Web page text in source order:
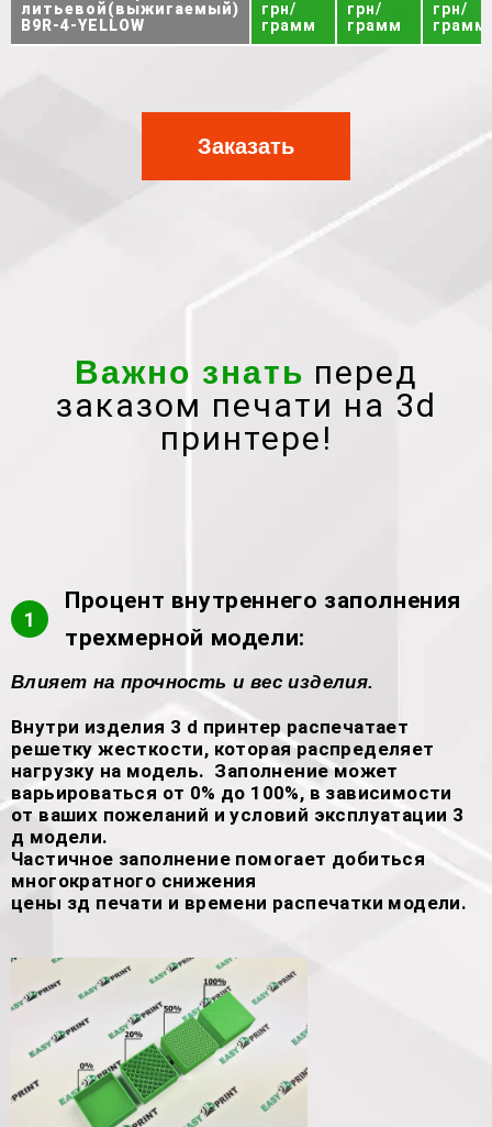
литьевой(выжигаемый)
B9R-4-YELLOW
грн/
грамм
грн/
грамм
грн/
грамм
Заказать
Важно знать перед
заказом печати на 3d
принтере!
1
Процент внутреннего заполнения
трехмерной модели:
Влияет на прочность и вес изделия.
Внутри изделия 3 d принтер распечатает
решетку жесткости, которая распределяет
нагрузку на модель. Заполнение может
варьироваться от 0% до 100%, в зависимости
от ваших пожеланий и условий эксплуатации 3
д модели.
Частичное заполнение помогает добиться
многократного снижения
цены зд печати и времени распечатки модели.